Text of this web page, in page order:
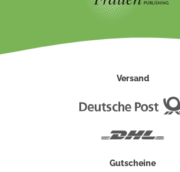
Versand
Gutscheine